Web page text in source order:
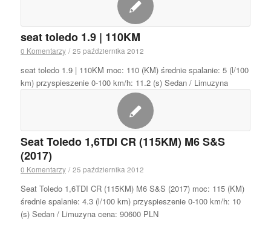
seat toledo 1.9 | 110KM
0 Komentarzy / 25 października 2012
seat toledo 1.9 | 110KM moc: 110 (KM) średnie spalanie: 5 (l/100
km) przyspieszenie 0-100 km/h: 11.2 (s) Sedan / Limuzyna
Seat Toledo 1,6TDI CR (115KM) M6 S&S
(2017)
0 Komentarzy / 25 października 2012
Seat Toledo 1,6TDI CR (115KM) M6 S&S (2017) moc: 115 (KM)
średnie spalanie: 4.3 (l/100 km) przyspieszenie 0-100 km/h: 10
(s) Sedan / Limuzyna cena: 90600 PLN